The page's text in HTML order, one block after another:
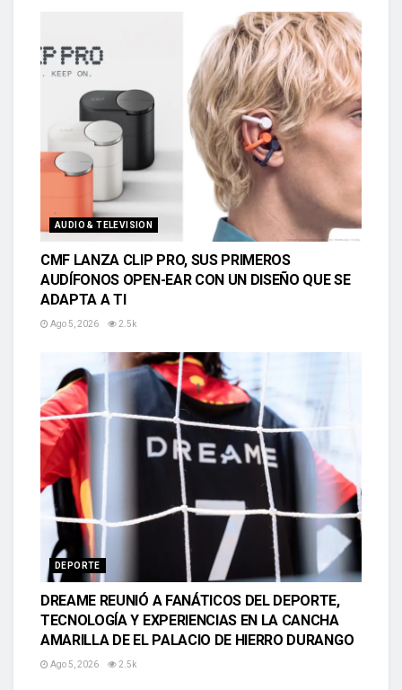
AUDIO & TELEVISION
CMF LANZA CLIP PRO, SUS PRIMEROS
AUDÍFONOS OPEN-EAR CON UN DISEÑO QUE SE
ADAPTA A TI
Ago 5, 2026 2.5k
DEPORTE
DREAME REUNIÓ A FANÁTICOS DEL DEPORTE,
TECNOLOGÍA Y EXPERIENCIAS EN LA CANCHA
AMARILLA DE EL PALACIO DE HIERRO DURANGO
Ago 5, 2026 2.5k